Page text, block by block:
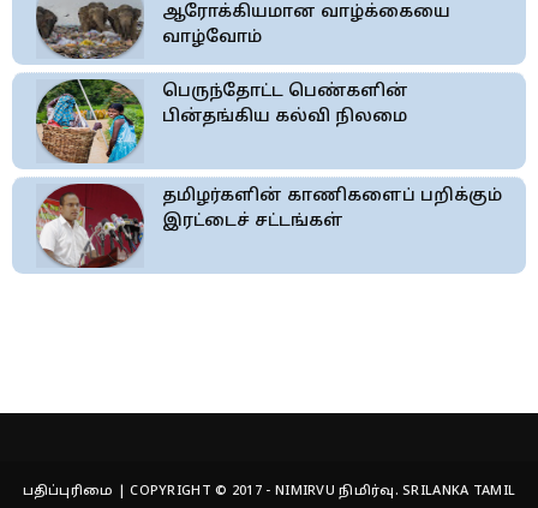
ஆரோக்கியமான வாழ்க்கையை
வாழ்வோம்
பெருந்தோட்ட பெண்களின்
பின்தங்கிய கல்வி நிலமை
தமிழர்களின் காணிகளைப் பறிக்கும்
இரட்டைச் சட்டங்கள்
பதிப்புரிமை | COPYRIGHT © 2017 - NIMIRVU நிமிர்வு. SRILANKA TAMIL